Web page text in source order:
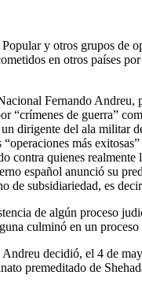
y otros grupos de
en otros países
Fernando
“crímenes de guerra”
dirigente del ala militar
más
contra quienes realmente
español anunció su
de subsidiariedad, es
de algún proceso
culminó en un
decidió, el 4 de
premeditado de